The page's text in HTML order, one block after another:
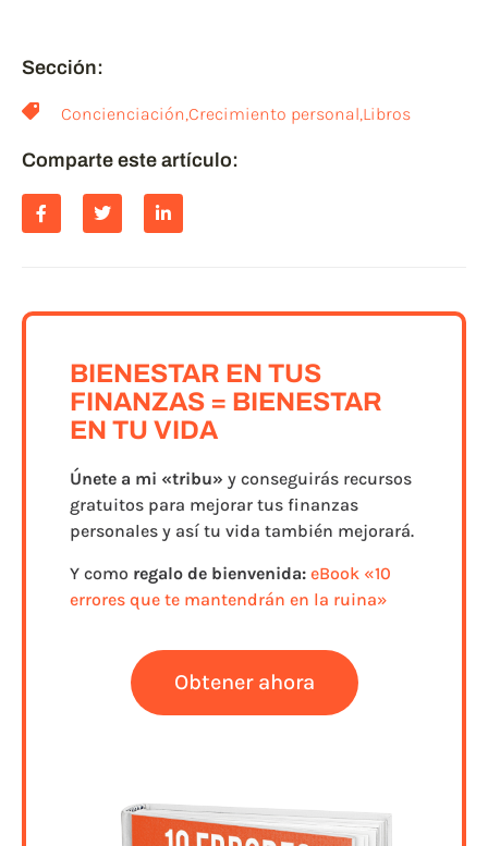
Sección:
Concienciación,Crecimiento personal,Libros
Comparte este artículo:
BIENESTAR EN TUS
FINANZAS = BIENESTAR
EN TU VIDA
Únete a mi «tribu» y conseguirás recursos
gratuitos para mejorar tus finanzas
personales y así tu vida también mejorará.
Y como regalo de bienvenida: eBook «10
errores que te mantendrán en la ruina»
Obtener ahora